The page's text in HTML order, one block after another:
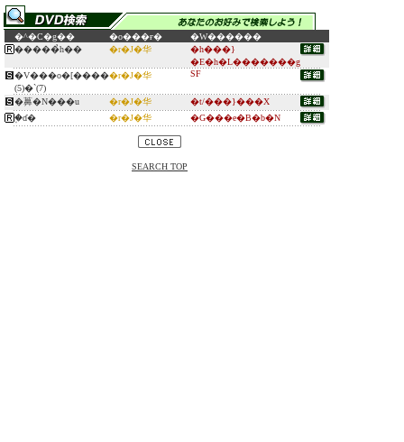
�^�C�g�� �o���ғ�
�W������
�����̉h��
�r�J�华
�h���}
�E�h�L�������g
�V���o�[����
(5)�`(7)
�r�J�华 SF
�䕗�N���u �r�J�华
�t/���}���X
�֑ɗ�
�r�J�华 �G���e�B�b�N
SEARCH TOP